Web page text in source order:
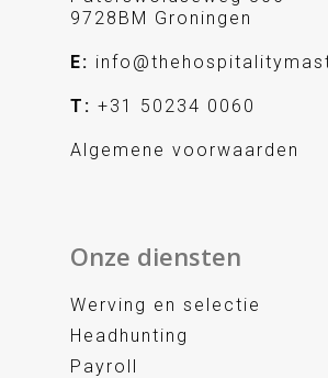
9728BM Groningen
E:
T: +31 50234 0060
Algemene voorwaarden
Onze diensten
Werving en selectie
Headhunting
Payroll